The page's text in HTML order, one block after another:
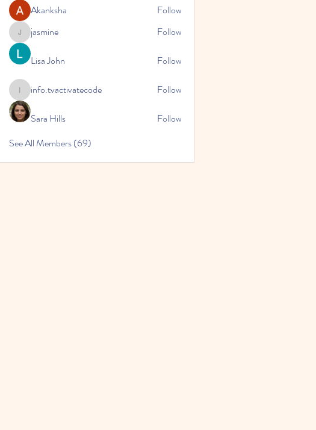
Akanksha
Follow
jasminejasmine Follow
Lisa John Follow
info.tvactivatecode
info.tvactivatecode Follow
Sara Hills
Follow
See All Members (69)